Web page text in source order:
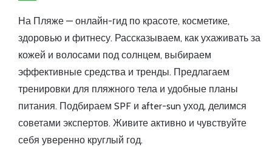
На Пляже — онлайн-гид по красоте, косметике,
здоровью и фитнесу. Рассказываем, как ухаживать за
кожей и волосами под солнцем, выбираем
эффективные средства и тренды. Предлагаем
тренировки для пляжного тела и удобные планы
питания. Подбираем SPF и after-sun уход, делимся
советами экспертов. Живите активно и чувствуйте
себя уверенно круглый год.